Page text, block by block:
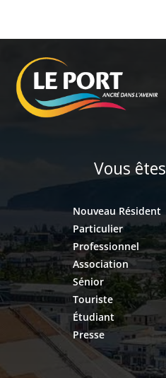
Vous êtes
Nouveau Résident
Particulier
Professionnel
Association
Sénior
Touriste
Étudiant
Presse